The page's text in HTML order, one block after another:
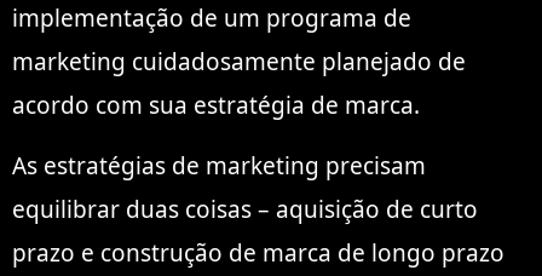
implementação de um programa de
marketing cuidadosamente planejado de
acordo com sua estratégia de marca.
As estratégias de marketing precisam
equilibrar duas coisas – aquisição de curto
prazo e construção de marca de longo prazo